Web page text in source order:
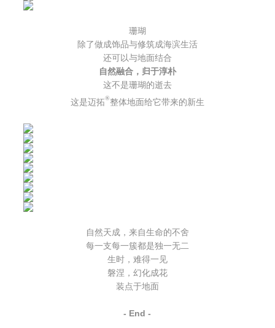
珊瑚
除了做成饰品与修筑成海滨生活
还可以与地面结合
自然融合，归于淳朴
这不是珊瑚的逝去
这是迈拓®整体地面给它带来的新生
自然天成，来自生命的不舍
每一支每一簇都是独一无二
生时，难得一见
磐涅，幻化成花
装点于地面
- End -